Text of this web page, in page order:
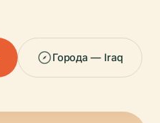
Города — Iraq